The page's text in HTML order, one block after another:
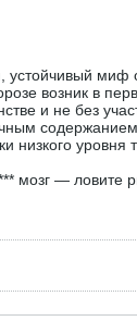
устойчивый миф
возник в
и не без
низкого уровня
мозг — ловите